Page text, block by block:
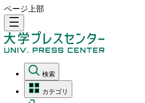
ページ上部
density_medium
検索
カテゴリ